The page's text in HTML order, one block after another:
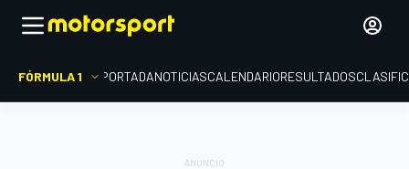
FÓRMULA 1 PORTADANOTICIASCALENDARIORESULTADOS